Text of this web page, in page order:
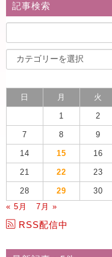
記事検索
日 月 火
1 2
7 8 9
14 15 16
21 22 23
28 29
30
« 5月
7月 »
RSS配信中